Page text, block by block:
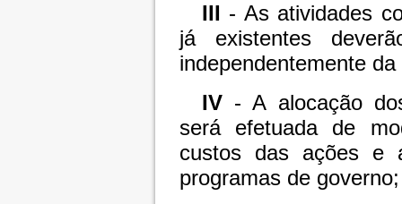
III - As atividades
já existentes
independentemente
IV- A alocação
será efetuada de
custos das ações e
programas de governo;